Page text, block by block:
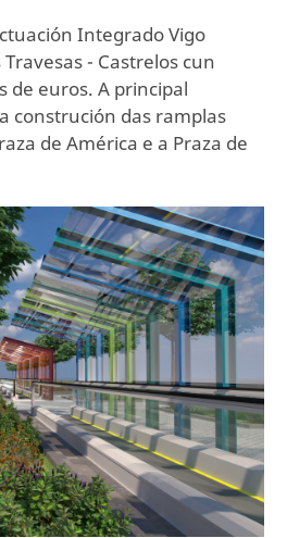
Integrado Vigo
- Castrelos cun
de euros. A principal
construción das ramplas
de América e a Praza de